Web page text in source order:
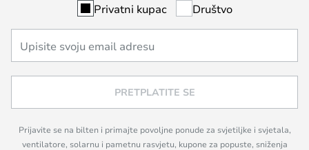
Privatni kupac Društvo
PRETPLATITE SE
Prijavite se na bilten i primajte povoljne ponude za svjetiljke i svjetala,
ventilatore, solarnu i pametnu rasvjetu, kupone za popuste, sniženja